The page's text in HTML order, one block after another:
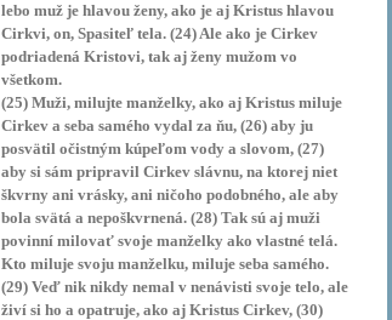
lebo muž je hlavou ženy, ako je aj Kristus hlavou
Cirkvi, on, Spasiteľ tela. (24) Ale ako je Cirkev
podriadená Kristovi, tak aj ženy mužom vo
všetkom.
(25) Muži, milujte manželky, ako aj Kristus miluje
Cirkev a seba samého vydal za ňu, (26) aby ju
posvätil očistným kúpeľom vody a slovom, (27)
aby si sám pripravil Cirkev slávnu, na ktorej niet
škvrny ani vrásky, ani ničoho podobného, ale aby
bola svätá a nepoškvrnená. (28) Tak sú aj muži
povinní milovať svoje manželky ako vlastné telá.
Kto miluje svoju manželku, miluje seba samého.
(29) Veď nik nikdy nemal v nenávisti svoje telo, ale
živí si ho a opatruje, ako aj Kristus Cirkev, (30)